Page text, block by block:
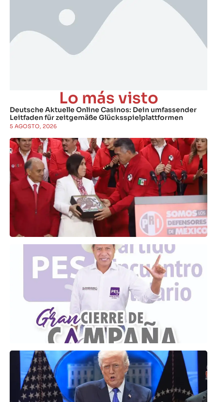
Lo más visto
Deutsche Aktuelle Online Casinos: Dein umfassender
Leitfaden für zeitgemäße Glücksspielplattformen
5 AGOSTO, 2026